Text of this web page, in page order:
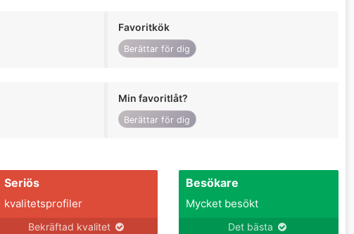
Favoritkök
Berättar för dig
Min favoritlåt?
Berättar för dig
Seriös
kvalitetsprofiler
Bekräftad kvalitet
Besökare
Mycket besökt
Det bästa